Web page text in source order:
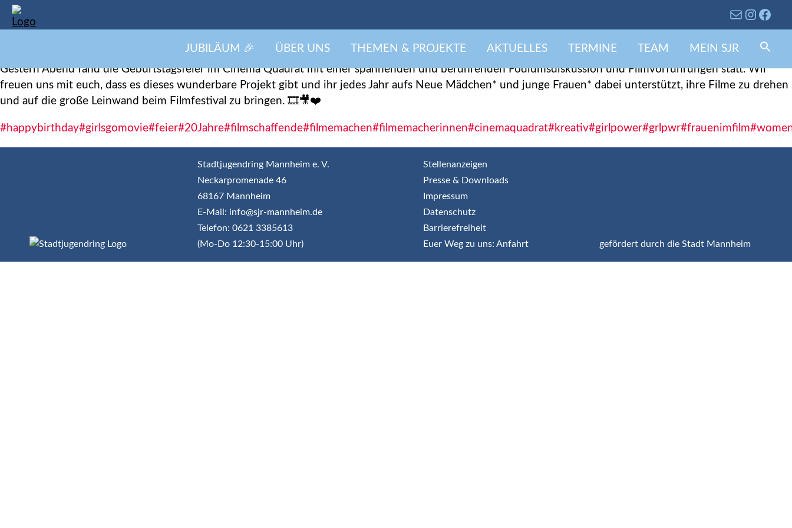
JUBILÄUM 🎉 ÜBER UNS THEMEN & PROJEKTE AKTUELLES TERMINE TEAM MEIN SJR
Happy birthday, GIRLS GO MOVIE!
Happy Birthday, GIRLS GO MOVIE – alles Liebe zum 20. Geburtstag! 🎂🎁🎈
Gestern Abend fand die Geburtstagsfeier im Cinema Quadrat mit einer spannenden und berührenden Podiumsdiskussion und Filmvorführungen statt. Wir
freuen uns mit euch, dass es dieses wunderbare Projekt gibt und ihr jedes Jahr aufs Neue Mädchen* und junge Frauen* dabei unterstützt, ihre Filme zu drehen
und auf die große Leinwand beim Filmfestival zu bringen. 🎞️🎥❤️
#happybirthday#girlsgomovie#feier#20Jahre#filmschaffende#filmemachen#filmemacherinnen#cinemaquadrat#kreativ#girlpower#grlpwr#frauenimfilm
Stadtjugendring Mannheim e. V.
Neckarpromenade 46
68167 Mannheim
E-Mail: info@sjr-mannheim.de
Telefon: 0621 3385613
(Mo-Do 12:30-15:00 Uhr)
Stellenanzeigen
Presse & Downloads
Impressum
Datenschutz
Barrierefreiheit
Euer Weg zu uns: Anfahrt
gefördert durch die Stadt Mannheim